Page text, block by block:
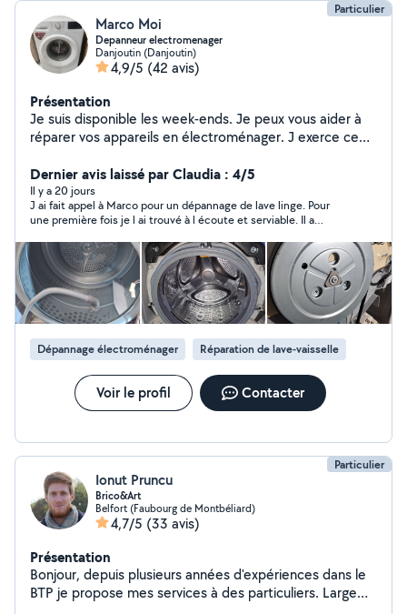
Particulier
Marco Moi
Depanneur electromenager
Danjoutin (Danjoutin)
4,9/5 (42 avis)
Présentation
Je suis disponible les week-ends. Je peux vous aider à
réparer vos appareils en électroménager. J exerce ce
spécialisé. Au plaisir.
Dernier avis laissé par Claudia : 4/5
Il y a 20 jours
J ai fait appel à Marco pour un dépannage de lave linge. Pour
une première fois je l ai trouvé à l écoute et serviable. Il a
appel à lui sans souci
Dépannage électroménager Réparation de lave-vaisselle
Voir le profil Contacter
Particulier
Ionut Pruncu
Brico&Art
Belfort (Faubourg de Montbéliard)
4,7/5 (33 avis)
Présentation
Bonjour, depuis plusieurs années d'expériences dans le
BTP je propose mes services à des particuliers. Large